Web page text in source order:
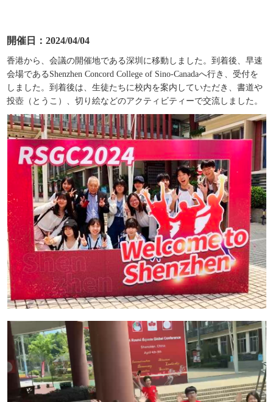
開催日：2024/04/04
香港から、会議の開催地である深圳に移動しました。到着後、早速
会場であるShenzhen Concord College of Sino-Canadaへ行き、受付を
しました。到着後は、生徒たちに校内を案内していただき、書道や
投壺（とうこ）、切り絵などのアクティビティーで交流しました。